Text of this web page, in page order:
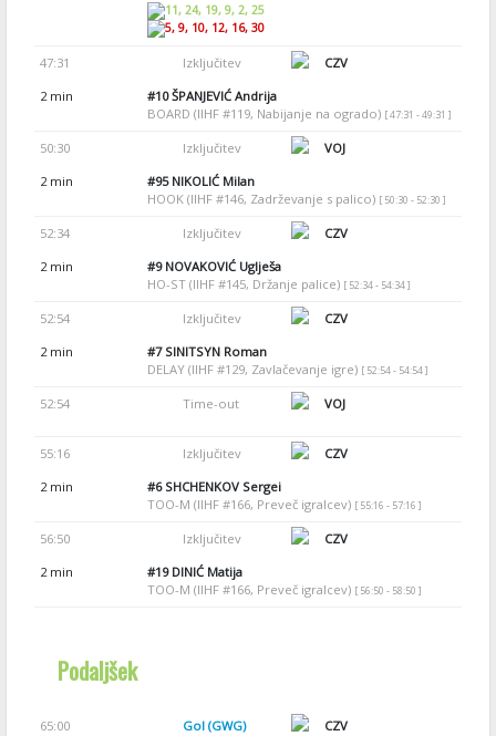
11, 24, 19, 9, 2, 25
5, 9, 10, 12, 16, 30
47:31 Izključitev
CZV
2 min
#10ŠPANJEVIĆ Andrija
BOARD (IIHF #119, Nabijanje na ogrado) [ 47:31 - 49:31 ]
50:30 Izključitev
VOJ
2 min
#95NIKOLIĆ Milan
HOOK (IIHF #146, Zadrževanje s palico) [ 50:30 - 52:30 ]
52:34 Izključitev
CZV
2 min
#9NOVAKOVIĆ Uglješa
HO-ST (IIHF #145, Držanje palice) [ 52:34 - 54:34 ]
52:54 Izključitev
CZV
2 min
#7SINITSYN Roman
DELAY (IIHF #129, Zavlačevanje igre) [ 52:54 - 54:54 ]
52:54 Time-out VOJ
55:16 Izključitev
CZV
2 min
#6SHCHENKOV Sergei
TOO-M (IIHF #166, Preveč igralcev) [ 55:16 - 57:16 ]
56:50 Izključitev
CZV
2 min
#19DINIĆ Matija
TOO-M (IIHF #166, Preveč igralcev) [ 56:50 - 58:50 ]
Podaljšek
65:00 Gol (GWG)
CZV